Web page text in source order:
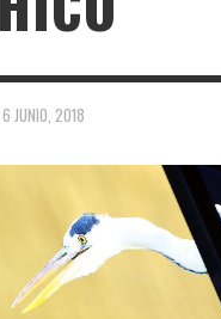
6 JUNIO, 2018